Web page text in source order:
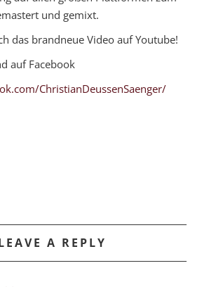
und gemixt.
das brandneue Video auf Youtube!
auf Facebook
ChristianDeussenSaenger/
A REPLY